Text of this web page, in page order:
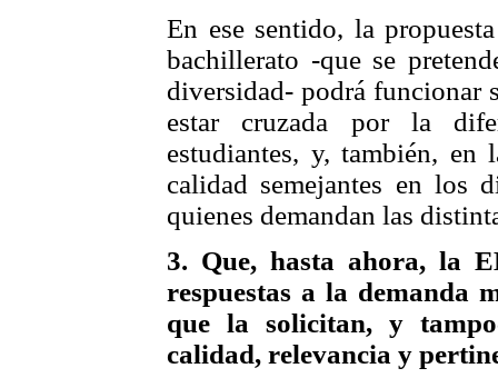
En ese sentido, la
bachillerato -que se
diversidad- podrá funcionar
estar cruzada por la
estudiantes, y, también, en
calidad semejantes en los
quienes demandan las
3. Que, hasta ahora, la
respuestas a la demanda
que la solicitan, y
calidad, relevancia y